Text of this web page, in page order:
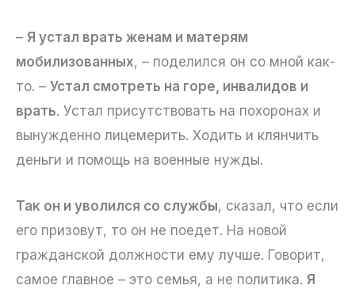
– Я устал врать женам и матерям
мобилизованных, – поделился он со мной как-
то. – Устал смотреть на горе, инвалидов и
врать. Устал присутствовать на похоронах и
вынужденно лицемерить. Ходить и клянчить
деньги и помощь на военные нужды.
Так он и уволился со службы, сказал, что если
его призовут, то он не поедет. На новой
гражданской должности ему лучше. Говорит,
самое главное – это семья, а не политика. Я